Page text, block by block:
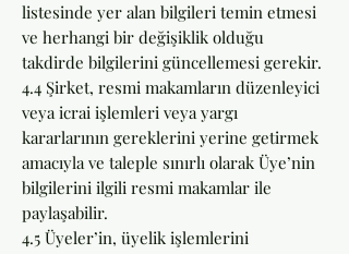
listesinde yer alan bilgileri temin etmesi
ve herhangi bir değişiklik olduğu
takdirde bilgilerini güncellemesi gerekir.
4.4 Şirket, resmi makamların düzenleyici
veya icrai işlemleri veya yargı
kararlarının gereklerini yerine getirmek
amacıyla ve taleple sınırlı olarak Üye’nin
bilgilerini ilgili resmi makamlar ile
paylaşabilir.
4.5 Üyeler’in, üyelik işlemlerini